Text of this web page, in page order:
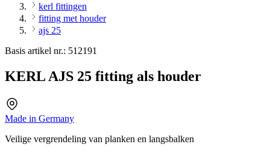
kerl fittingen
fitting met houder
ajs 25
Basis artikel nr.: 512191
KERL AJS 25 fitting als houder
Made in Germany
Veilige vergrendeling van planken en langsbalken